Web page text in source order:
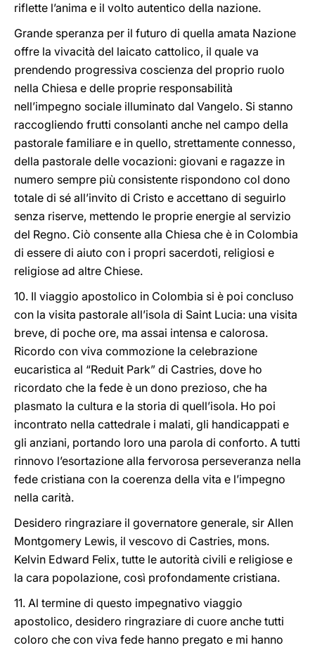
riflette l’anima e il volto autentico della nazione.
Grande speranza per il futuro di quella amata Nazione
offre la vivacità del laicato cattolico, il quale va
prendendo progressiva coscienza del proprio ruolo
nella Chiesa e delle proprie responsabilità
nell’impegno sociale illuminato dal Vangelo. Si stanno
raccogliendo frutti consolanti anche nel campo della
pastorale familiare e in quello, strettamente connesso,
della pastorale delle vocazioni: giovani e ragazze in
numero sempre più consistente rispondono col dono
totale di sé all’invito di Cristo e accettano di seguirlo
senza riserve, mettendo le proprie energie al servizio
del Regno. Ciò consente alla Chiesa che è in Colombia
di essere di aiuto con i propri sacerdoti, religiosi e
religiose ad altre Chiese.
10. Il viaggio apostolico in Colombia si è poi concluso
con la visita pastorale all’isola di Saint Lucia: una visita
breve, di poche ore, ma assai intensa e calorosa.
Ricordo con viva commozione la celebrazione
eucaristica al “Reduit Park” di Castries, dove ho
ricordato che la fede è un dono prezioso, che ha
plasmato la cultura e la storia di quell’isola. Ho poi
incontrato nella cattedrale i malati, gli handicappati e
gli anziani, portando loro una parola di conforto. A tutti
rinnovo l’esortazione alla fervorosa perseveranza nella
fede cristiana con la coerenza della vita e l’impegno
nella carità.
Desidero ringraziare il governatore generale, sir Allen
Montgomery Lewis, il vescovo di Castries, mons.
Kelvin Edward Felix, tutte le autorità civili e religiose e
la cara popolazione, così profondamente cristiana.
11. Al termine di questo impegnativo viaggio
apostolico, desidero ringraziare di cuore anche tutti
coloro che con viva fede hanno pregato e mi hanno